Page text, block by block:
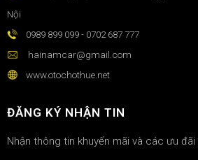
Nội
0989 899 099 - 0702 687 777
hainamcar@gmail.com
www.otochothue.net
ĐĂNG KÝ NHẬN TIN
Nhận thông tin khuyến mãi và các ưu